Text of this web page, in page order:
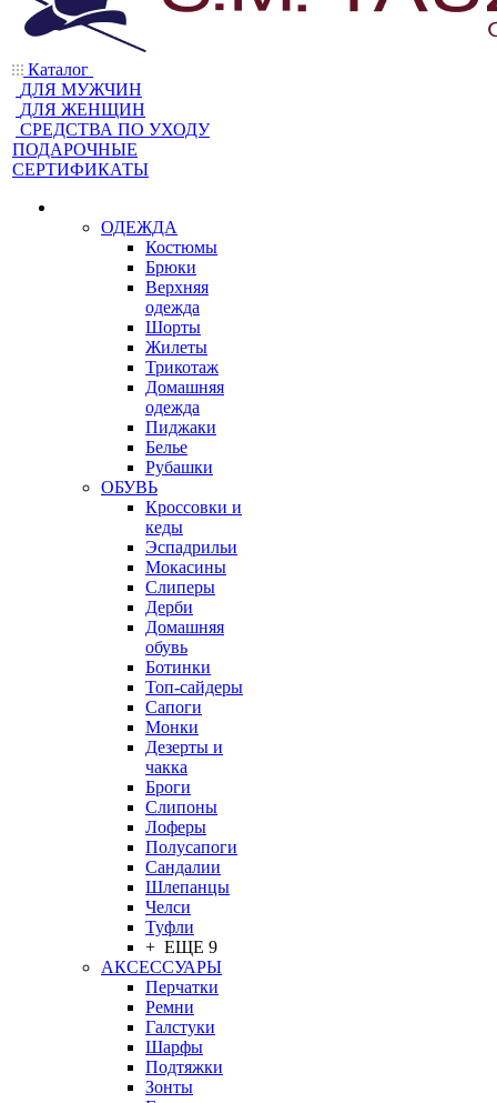
Каталог
ДЛЯ МУЖЧИН
ДЛЯ ЖЕНЩИН
CРЕДСТВА ПО УХОДУ
ПОДАРОЧНЫЕ
СЕРТИФИКАТЫ
ОДЕЖДА
Костюмы
Брюки
Верхняя
одежда
Шорты
Жилеты
Трикотаж
Домашняя
одежда
Пиджаки
Белье
Рубашки
ОБУВЬ
Кроссовки и
кеды
Эспадрильи
Мокасины
Слиперы
Дерби
Домашняя
обувь
Ботинки
Топ-сайдеры
Сапоги
Монки
Дезерты и
чакка
Броги
Слипоны
Лоферы
Полусапоги
Сандалии
Шлепанцы
Челси
Туфли
+ ЕЩЕ 9
АКСЕССУАРЫ
Перчатки
Ремни
Галстуки
Шарфы
Подтяжки
Зонты